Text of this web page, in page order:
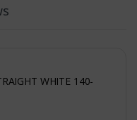
WHITE 140-